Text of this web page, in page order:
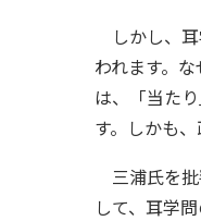
しかし、
われます。
は、「当た
す。しかも
三浦氏を批
して、耳学